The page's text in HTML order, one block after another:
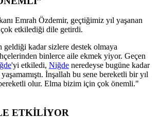
Emrah Özdemir, geçtiğimiz yıl yaşanan
etkilediği dile getirdi.
kadar sizlere destek olmaya
binlerce aile ekmek yiyor. Geçen
'yi etkiledi, Niğde neredeyse bugüne kadar
İnşallah bu sene bereketli bir yıl
olur. Elma bizim için çok önemli."
ETKİLİYOR